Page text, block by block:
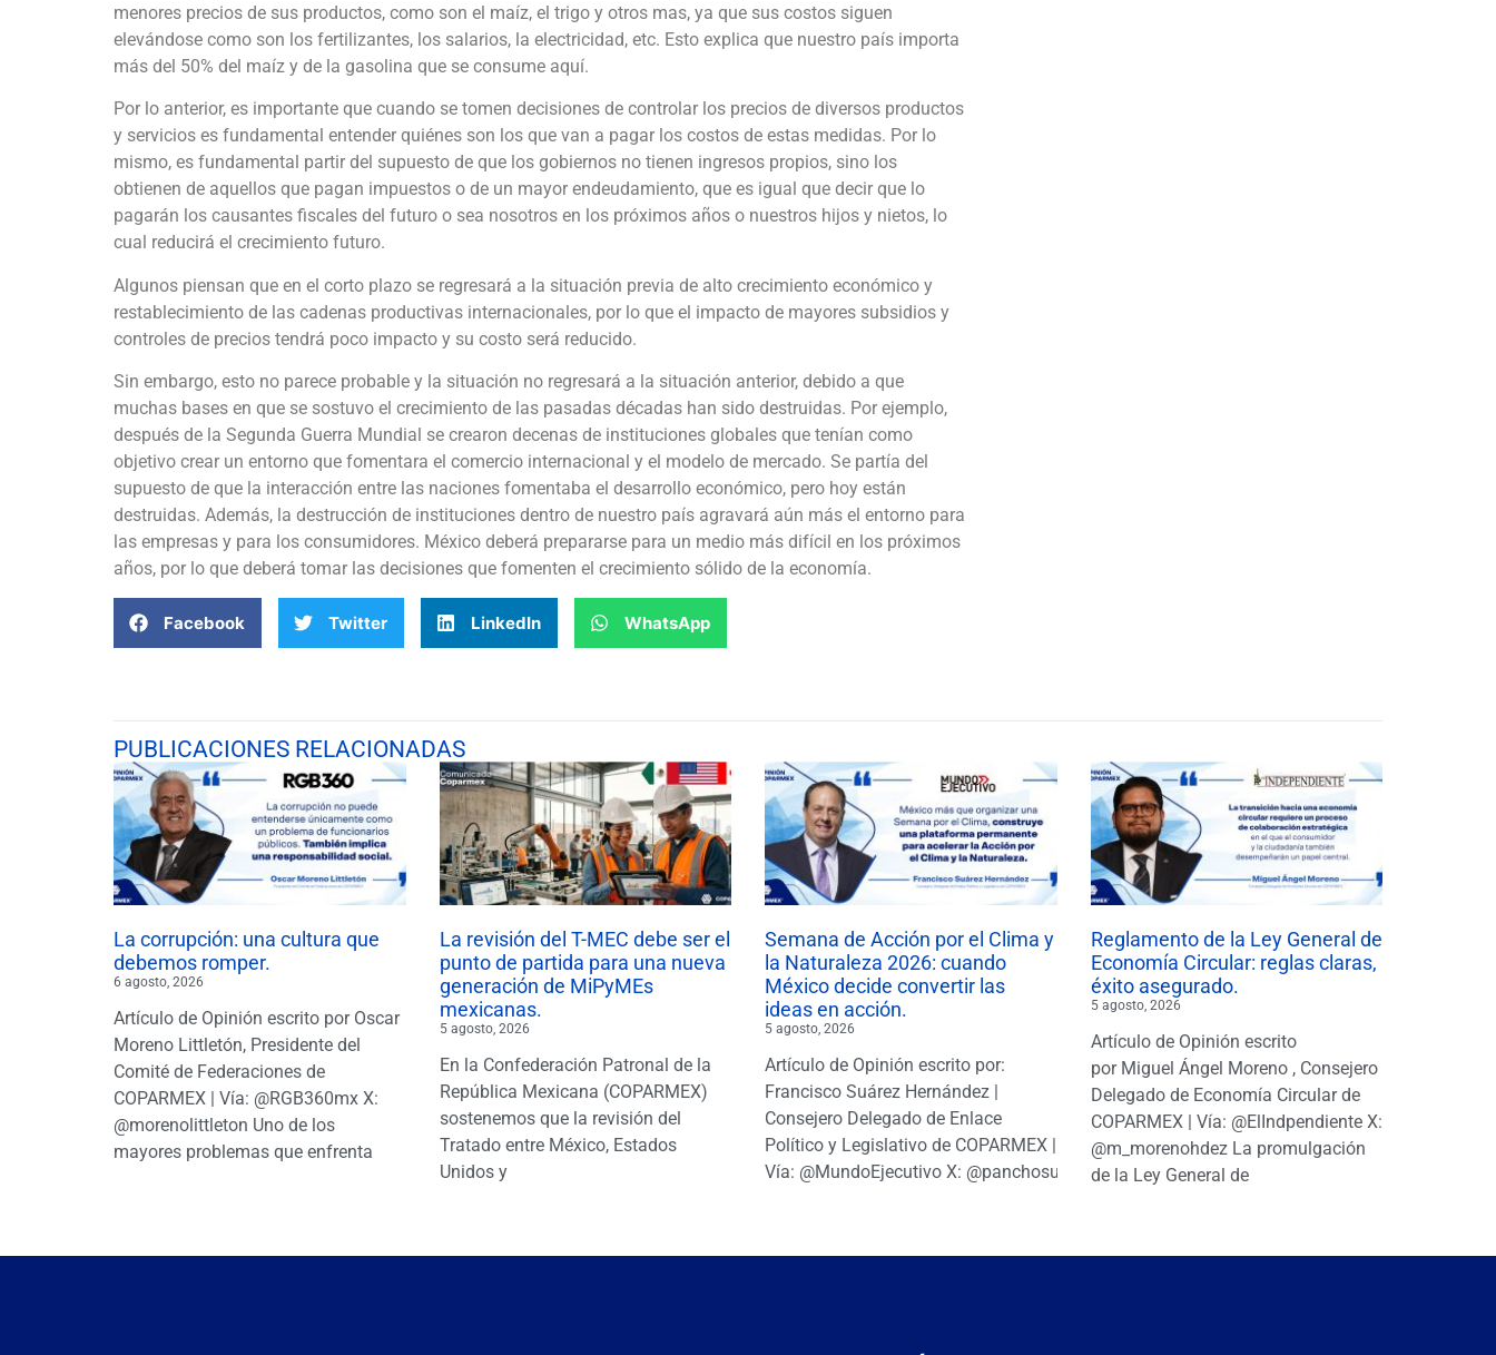
menores precios de sus productos, como son el maíz, el trigo y otros mas, ya que sus costos siguen
elevándose como son los fertilizantes, los salarios, la electricidad, etc. Esto explica que nuestro país importa
más del 50% del maíz y de la gasolina que se consume aquí.
Por lo anterior, es importante que cuando se tomen decisiones de controlar los precios de diversos productos
y servicios es fundamental entender quiénes son los que van a pagar los costos de estas medidas. Por lo
mismo, es fundamental partir del supuesto de que los gobiernos no tienen ingresos propios, sino los
obtienen de aquellos que pagan impuestos o de un mayor endeudamiento, que es igual que decir que lo
pagarán los causantes fiscales del futuro o sea nosotros en los próximos años o nuestros hijos y nietos, lo
cual reducirá el crecimiento futuro.
Algunos piensan que en el corto plazo se regresará a la situación previa de alto crecimiento económico y
restablecimiento de las cadenas productivas internacionales, por lo que el impacto de mayores subsidios y
controles de precios tendrá poco impacto y su costo será reducido.
Sin embargo, esto no parece probable y la situación no regresará a la situación anterior, debido a que
muchas bases en que se sostuvo el crecimiento de las pasadas décadas han sido destruidas. Por ejemplo,
después de la Segunda Guerra Mundial se crearon decenas de instituciones globales que tenían como
objetivo crear un entorno que fomentara el comercio internacional y el modelo de mercado. Se partía del
supuesto de que la interacción entre las naciones fomentaba el desarrollo económico, pero hoy están
destruidas. Además, la destrucción de instituciones dentro de nuestro país agravará aún más el entorno para
las empresas y para los consumidores. México deberá prepararse para un medio más difícil en los próximos
años, por lo que deberá tomar las decisiones que fomenten el crecimiento sólido de la economía.
Facebook Twitter LinkedIn WhatsApp
PUBLICACIONES RELACIONADAS
La corrupción: una cultura que
debemos romper.
6 agosto, 2026
Artículo de Opinión escrito por Oscar
Moreno Littletón, Presidente del
Comité de Federaciones de
COPARMEX | Vía: @RGB360mx X:
@morenolittleton Uno de los
mayores problemas que enfrenta
La revisión del T-MEC debe ser el
punto de partida para una nueva
generación de MiPyMEs
mexicanas.
5 agosto, 2026
En la Confederación Patronal de la
República Mexicana (COPARMEX)
sostenemos que la revisión del
Tratado entre México, Estados
Unidos y
Semana de Acción por el Clima y
la Naturaleza 2026: cuando
México decide convertir las
ideas en acción.
5 agosto, 2026
Artículo de Opinión escrito por:
Francisco Suárez Hernández |
Consejero Delegado de Enlace
Político y Legislativo de COPARMEX |
Vía: @MundoEjecutivo X: @panchosuarezh
Reglamento de la Ley General de
Economía Circular: reglas claras,
éxito asegurado.
5 agosto, 2026
Artículo de Opinión escrito
por Miguel Ángel Moreno , Consejero
Delegado de Economía Circular de
COPARMEX | Vía: @ElIndpendiente X:
@m_morenohdez La promulgación
de la Ley General de